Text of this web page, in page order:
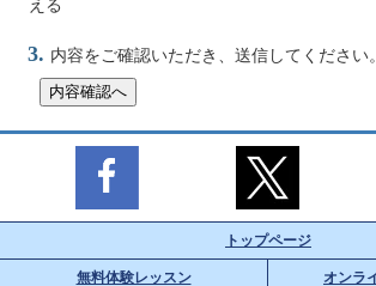
える
3. 内容をご確認いただき、送信してください
トップページ
無料体験レッスン オンラ